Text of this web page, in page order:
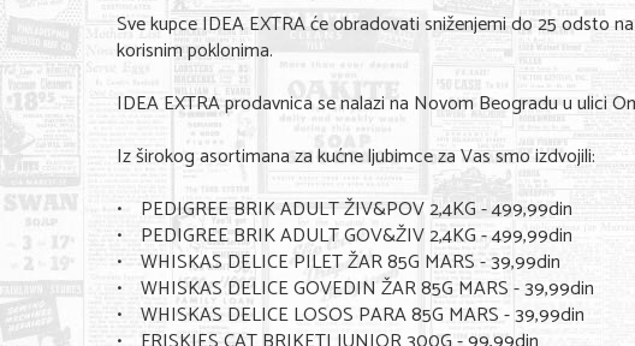
Sve kupce IDEA EXTRA će obradovati sniženjemi do 25 odsto
korisnim poklonima.
IDEA EXTRA prodavnica se nalazi na Novom Beogradu u ulici
Iz širokog asortimana za kućne ljubimce za Vas smo izdvojili:
• PEDIGREE BRIK ADULT ŽIV&POV 2,4KG - 499,99din
• PEDIGREE BRIK ADULT GOV&ŽIV 2,4KG - 499,99din
• WHISKAS DELICE PILET ŽAR 85G MARS - 39,99din
• WHISKAS DELICE GOVEDIN ŽAR 85G MARS - 39,99din
• WHISKAS DELICE LOSOS PARA 85G MARS - 39,99din